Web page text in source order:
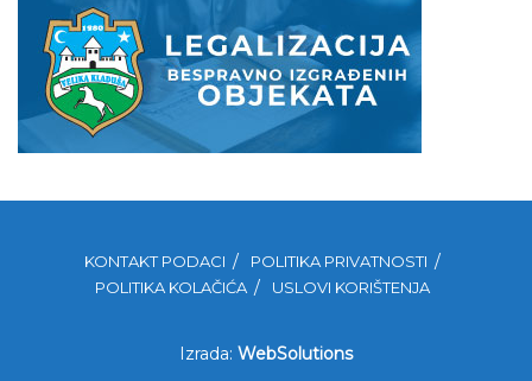
KONTAKT PODACI
POLITIKA PRIVATNOSTI
POLITIKA KOLAČIĆA
USLOVI KORIŠTENJA
Izrada: WebSolutions